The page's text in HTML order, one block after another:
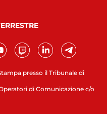
presso il Tribunale di
di Comunicazione c/o